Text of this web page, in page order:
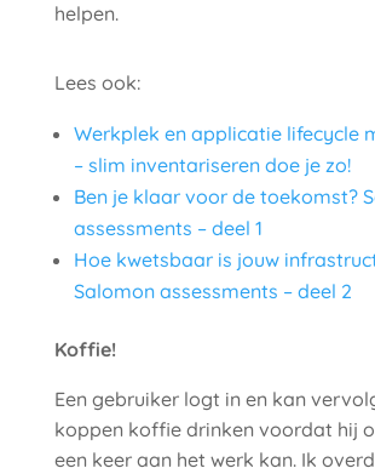
helpen.
Lees ook:
Werkplek en applicatie lifecycle
– slim inventariseren doe je zo!
Ben je klaar voor de toekomst?
assessments – deel 1
Hoe kwetsbaar is jouw
Salomon assessments – deel 2
Koffie!
Een gebruiker logt in en kan
koppen koffie drinken voordat hij
een keer aan het werk kan. Ik